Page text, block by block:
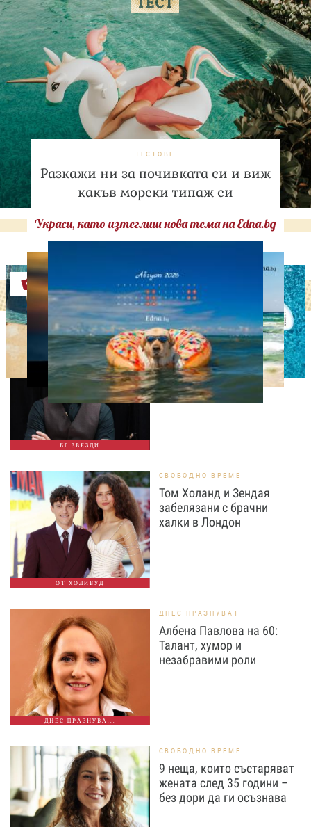
ТЕСТОВЕ
Разкажи ни за почивката си и виж
какъв морски типаж си
Украси, като изтеглиш нова тема на Edna.bg
Оферти
БГ ЗВЕЗДИ
ИЗВЕСТНИ
Така ли го правиш, тате?“
Дъщерята на Орлин
Павлов го имитира
ОТ ХОЛИВУД
СВОБОДНО ВРЕМЕ
Том Холанд и Зендая
забелязани с брачни
халки в Лондон
ДНЕС ПРАЗНУВА...
ДНЕС ПРАЗНУВАТ
Албена Павлова на 60:
Талант, хумор и
незабравими роли
СВОБОДНО ВРЕМЕ
9 неща, които състаряват
жената след 35 години –
без дори да ги осъзнава